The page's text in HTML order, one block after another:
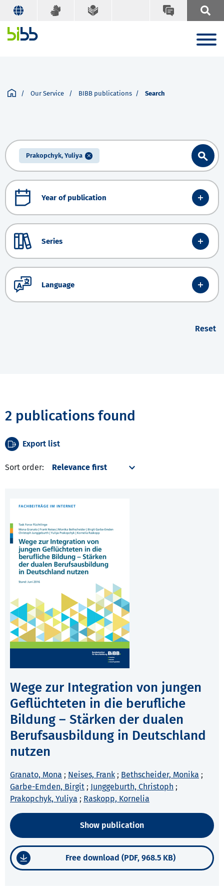
Our Service BIBB publications Search
Prakopchyk, Yuliya
Year of publication
Series
Language
Reset
2 publications found
Export list
Sort order:
Wege zur Integration von jungen
Geflüchteten in die berufliche
Bildung – Stärken der dualen
Berufsausbildung in Deutschland
nutzen
Granato, Mona ; Neises, Frank ; Bethscheider, Monika ;
Garbe-Emden, Birgit ; Junggeburth, Christoph ;
Prakopchyk, Yuliya ; Raskopp, Kornelia
Show publication
Free download (PDF, 968.5 KB)